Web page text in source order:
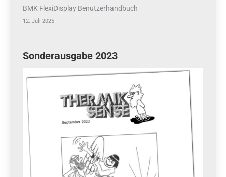
BMK FlexiDisplay Benutzerhandbuch
12. Juli 2025
Sonderausgabe 2023